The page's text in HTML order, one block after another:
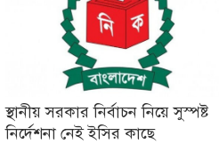
স্থানীয় সরকার নির্বাচন নিয়ে সুস্পষ্ট
নির্দেশনা নেই ইসির কাছে